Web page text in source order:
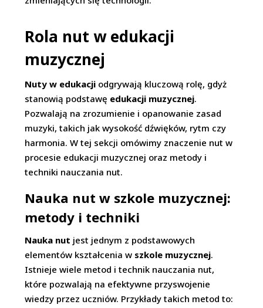
Rola nut w edukacji
muzycznej
Nuty w edukacji odgrywają kluczową rolę, gdyż
stanowią podstawę edukacji muzycznej.
Pozwalają na zrozumienie i opanowanie zasad
muzyki, takich jak wysokość dźwięków, rytm czy
harmonia. W tej sekcji omówimy znaczenie nut w
procesie edukacji muzycznej oraz metody i
techniki nauczania nut.
Nauka nut w szkole muzycznej:
metody i techniki
Nauka nut jest jednym z podstawowych
elementów kształcenia w szkole muzycznej.
Istnieje wiele metod i technik nauczania nut,
które pozwalają na efektywne przyswojenie
wiedzy przez uczniów. Przykłady takich metod to: